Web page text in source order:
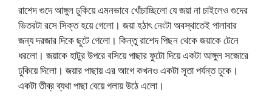
রাশেদ গুদে আঙ্গুল ঢুকিয়ে এমনভাবে খোঁচাচ্ছিলো যে জয়া না চাইলেও গুদের
ভিতরটা রসে সিক্ত হয়ে গেলো। জয়া হঠাৎ নেংটা অবস্থাতেই পালাবার
জন্য দরজার দিকে ছুটে গেলো। কিন্তু রাশেদ পিছন থেকে জয়াকে টেনে
ধরলো। জয়াকে হাটুর উপরে বসিয়ে পাছার ফুটো দিয়ে একটা আঙ্গুল সজোরে
ঢুকিয়ে দিলো। জয়ার পাছায় এর আগে কখনও একটা সূতা পর্যন্ত ঢুকে।
একটা তীব্র ব্যথা পাছা বেয়ে গলায় উঠে এলো।